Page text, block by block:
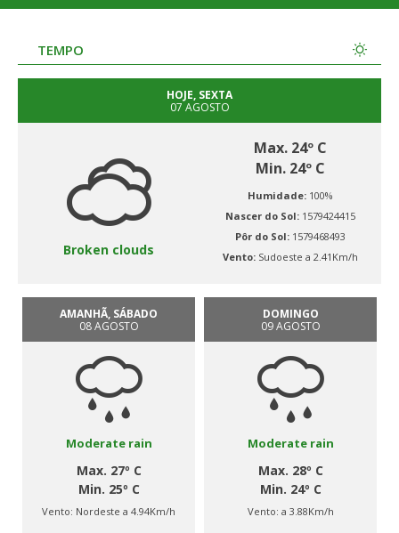
TEMPO
HOJE, SEXTA
07 AGOSTO
Broken clouds
Max. 24º C
Min. 24º C
Humidade: 100%
Nascer do Sol: 1579424415
Pôr do Sol: 1579468493
Vento: Sudoeste a 2.41Km/h
AMANHÃ, SÁBADO
08 AGOSTO
Moderate rain
Max. 27º C
Min. 25º C
Vento: Nordeste a 4.94Km/h
DOMINGO
09 AGOSTO
Moderate rain
Max. 28º C
Min. 24º C
Vento: a 3.88Km/h